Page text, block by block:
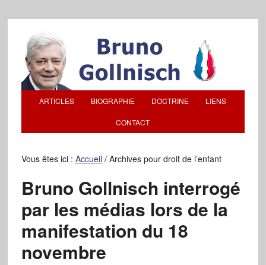
ARTICLES BIOGRAPHIE DOCTRINE LIENS
CONTACT
Vous êtes ici : Accueil /Archives pour droit de l’enfant
Bruno Gollnisch interrogé
par les médias lors de la
manifestation du 18
novembre